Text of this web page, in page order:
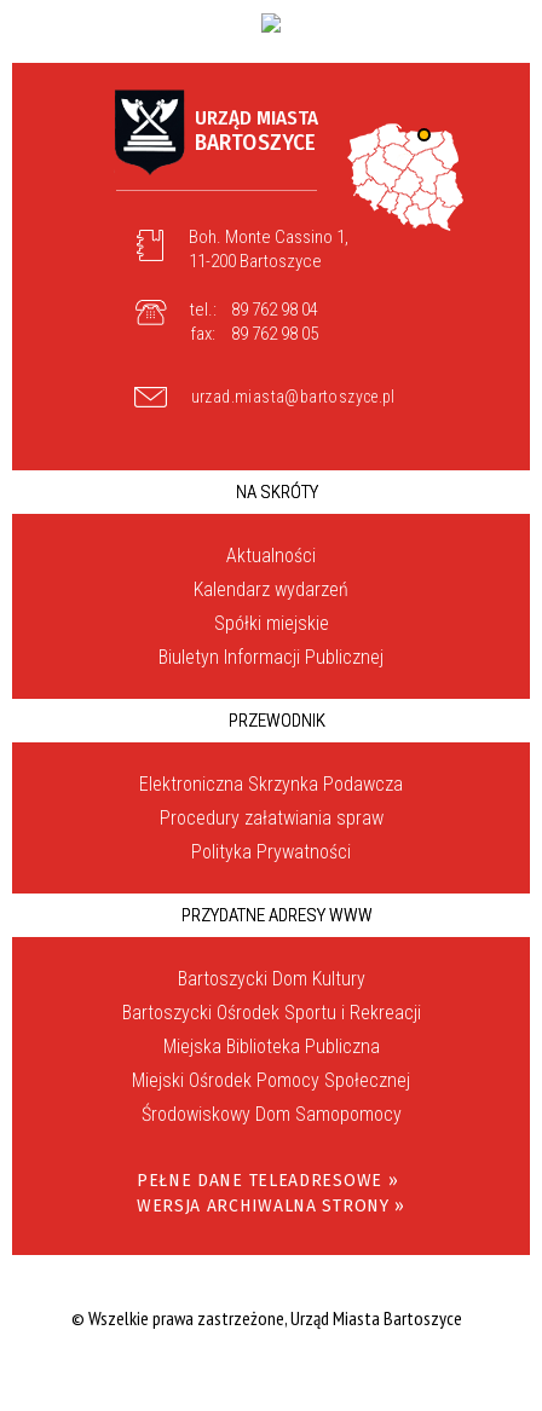
URZĄD MIASTA
BARTOSZYCE
Boh. Monte Cassino 1,
11-200 Bartoszyce
tel.:
89 762 98 04
fax:
89 762 98 05
urzad.miasta@bartoszyce.pl
NA SKRÓTY
Aktualności
Kalendarz wydarzeń
Spółki miejskie
Biuletyn Informacji Publicznej
PRZEWODNIK
Elektroniczna Skrzynka Podawcza
Procedury załatwiania spraw
Polityka Prywatności
PRZYDATNE ADRESY WWW
Bartoszycki Dom Kultury
Bartoszycki Ośrodek Sportu i Rekreacji
Miejska Biblioteka Publiczna
Miejski Ośrodek Pomocy Społecznej
Środowiskowy Dom Samopomocy
PEŁNE DANE TELEADRESOWE »
WERSJA ARCHIWALNA STRONY »
© Wszelkie prawa zastrzeżone, Urząd Miasta Bartoszyce